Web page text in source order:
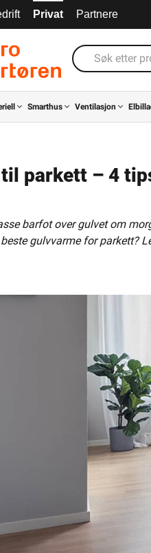
Privat Partnere
Smarthus Ventilasjon
parkett – 4
barfot over gulvet om
gulvvarme for parkett?